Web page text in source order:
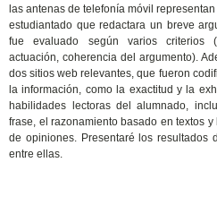
las antenas de telefonía móvil
estudiantado que redactara un breve
fue evaluado según varios criterios
actuación, coherencia del argumento).
dos sitios web relevantes, que fueron
la información, como la exactitud y la
habilidades lectoras del alumnado,
frase, el razonamiento basado en textos
de opiniones. Presentaré los resultados
entre ellas.